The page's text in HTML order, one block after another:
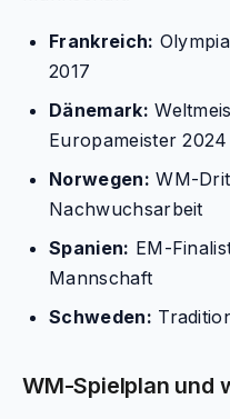
Frankreich:
2017
Dänemark:
Europameister 2024
Norwegen: WM-
Nachwuchsarbeit
Spanien: EM-
Mannschaft
Schweden:
WM-Spielplan und